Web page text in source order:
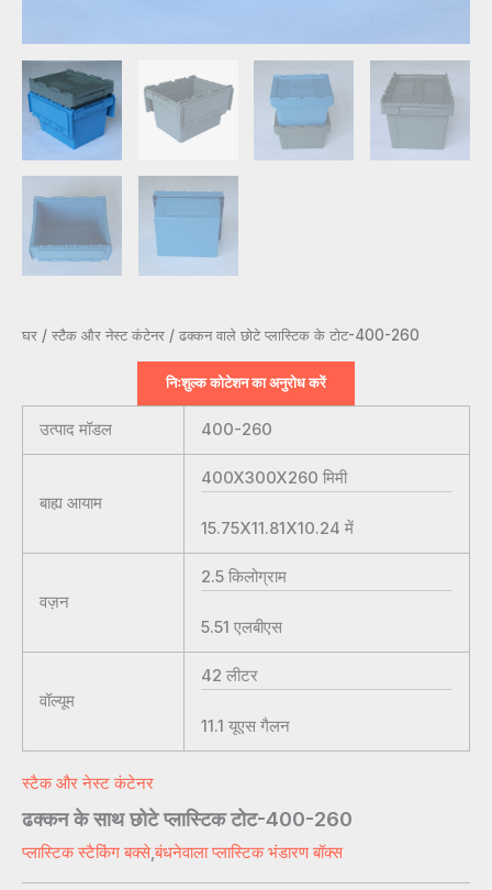
घर / स्टैक और नेस्ट कंटेनर / ढक्कन वाले छोटे प्लास्टिक के टोट-400-260
निःशुल्क कोटेशन का अनुरोध करें
उत्पाद मॉडल 400-260
बाह्य आयाम
400X300X260 मिमी
15.75X11.81X10.24 में
वज़न
2.5 किलोग्राम
5.51 एलबीएस
वॉल्यूम
42 लीटर
11.1 यूएस गैलन
स्टैक और नेस्ट कंटेनर
ढक्कन के साथ छोटे प्लास्टिक टोट-400-260
प्लास्टिक स्टैकिंग बक्से,बंधनेवाला प्लास्टिक भंडारण बॉक्स